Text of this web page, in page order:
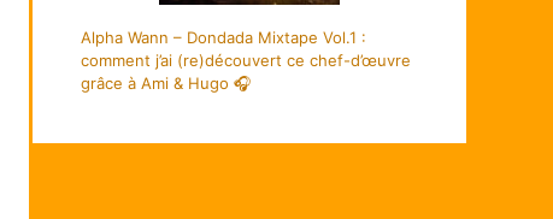
Alpha Wann – Dondada Mixtape Vol.1 :
comment j’ai (re)découvert ce chef-d’œuvre
grâce à Ami & Hugo 🎧